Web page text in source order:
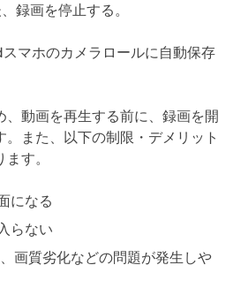
録画を停止する。
マホのカメラロールに自動保存
、動画を再生する前に、録画を開
また、以下の制限・デメリット
す。
になる
らない
画質劣化などの問題が発生しや